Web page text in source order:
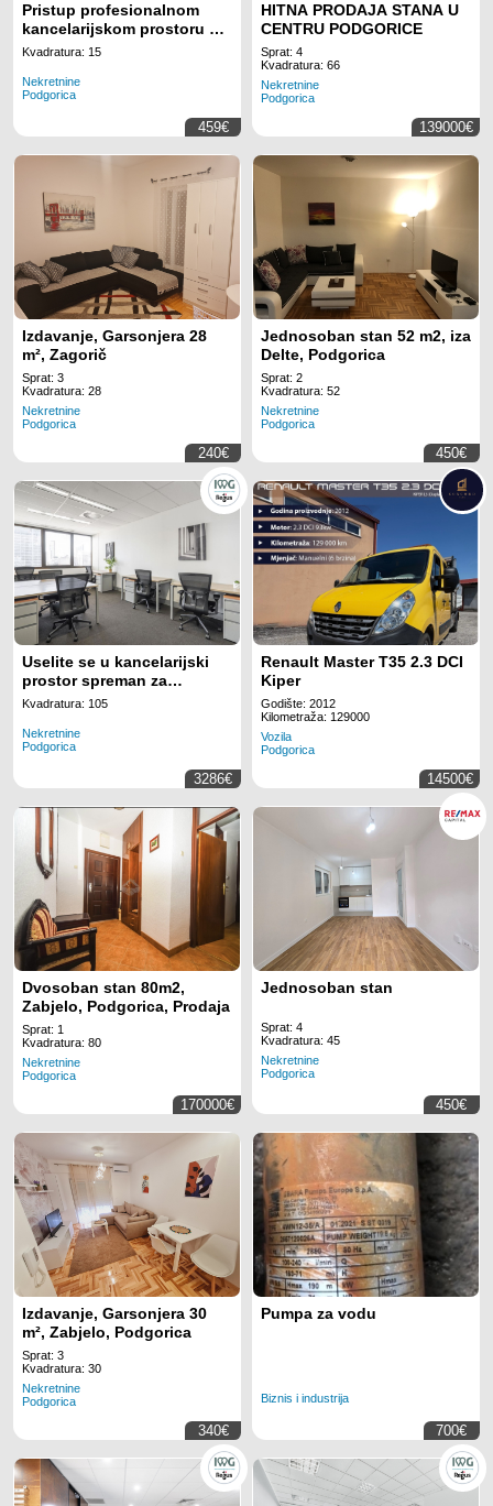
Pristup profesionalnom
kancelarijskom prostoru sa
svim uključenim sadržajima
lokaciji Regus Business
Tower Montenegro
Kvadratura: 15
Nekretnine
Podgorica
459€
HITNA PRODAJA STANA U
CENTRU PODGORICE
Sprat: 4
Kvadratura: 66
Nekretnine
Podgorica
139000€
Izdavanje, Garsonjera 28
m², Zagorič
Sprat: 3
Kvadratura: 28
Nekretnine
Podgorica
240€
Jednosoban stan 52 m2, iza
Delte, Podgorica
Sprat: 2
Kvadratura: 52
Nekretnine
Podgorica
450€
Uselite se u kancelarijski
prostor spreman za
korišćenje za 15 radnih
Business Tower
Montenegro
Kvadratura: 105
Nekretnine
Podgorica
3286€
Renault Master T35 2.3 DCI
Kiper
Godište: 2012
Kilometraža: 129000
Vozila
Podgorica
14500€
Dvosoban stan 80m2,
Zabjelo, Podgorica, Prodaja
Sprat: 1
Kvadratura: 80
Nekretnine
Podgorica
170000€
Jednosoban stan
Sprat: 4
Kvadratura: 45
Nekretnine
Podgorica
450€
Izdavanje, Garsonjera 30
m², Zabjelo, Podgorica
Sprat: 3
Kvadratura: 30
Nekretnine
Podgorica
340€
Pumpa za vodu
Biznis i industrija
700€